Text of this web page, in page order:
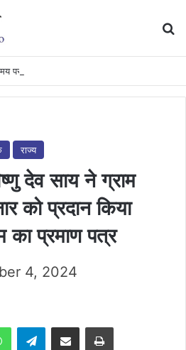
राज्य
देव साय ने ग्राम
को प्रदान किया
का प्रमाण पत्र
4, 2024
WhatsAppTelegramShare via Email Print